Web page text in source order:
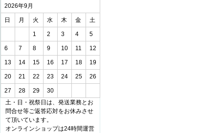
2026年9月
日 月 火 水 木 金 土
1 2 3 4 5
6 7 8 9 10 11 12
13 14 15 16 17 18 19
20 21 22 23 24 25 26
27 28 29
30
土・日・祝祭日は、発送業務とお
問合せ等ご返答応対をお休みさせ
て頂いています。
オンラインショップは24時間運営